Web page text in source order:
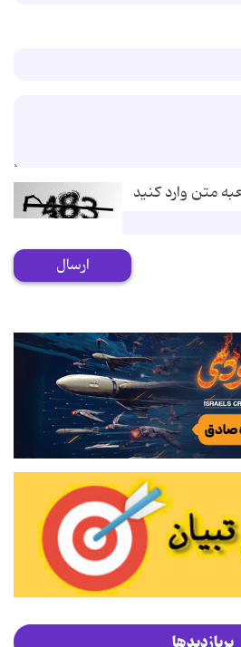
متن وارد کنید
ارسال